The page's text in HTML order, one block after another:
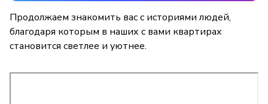
Продолжаем знакомить вас с историями людей,
благодаря которым в наших с вами квартирах
становится светлее и уютнее.